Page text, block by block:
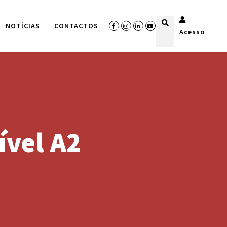
NOTÍCIAS CONTACTOS
Acesso
A2